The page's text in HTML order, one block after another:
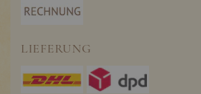
LIEFERUNG